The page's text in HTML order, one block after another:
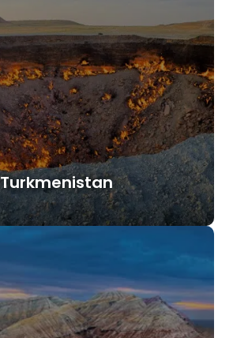
Turkmenistan